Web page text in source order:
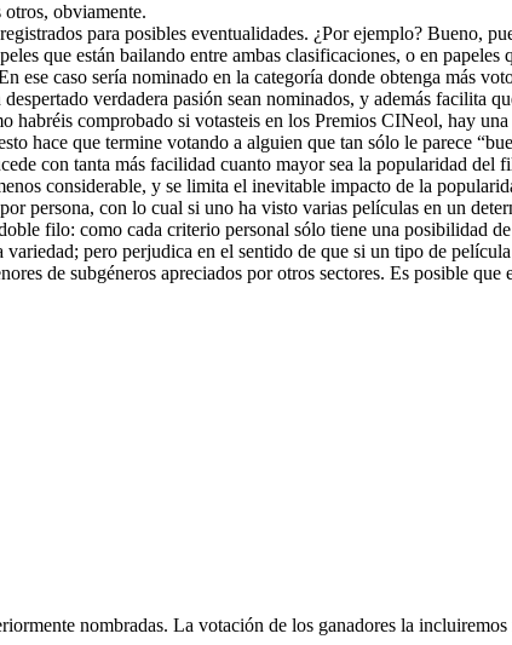
obviamente.
para posibles eventualidades. ¿Por ejemplo? Bueno,
que están bailando entre ambas clasificaciones, o en papeles
caso sería nominado en la categoría donde obtenga más
verdadera pasión sean nominados, y además facilita
habréis comprobado si votasteis en los Premios CINeol, hay
hace que termine votando a alguien que tan sólo le parece
con tanta más facilidad cuanto mayor sea la popularidad del
considerable, y se limita el inevitable impacto de la
persona, con lo cual si uno ha visto varias películas en un
filo: como cada criterio personal sólo tiene una posibilidad
pero perjudica en el sentido de que si un tipo de
de subgéneros apreciados por otros sectores. Es posible
nombradas. La votación de los ganadores la incluiremos